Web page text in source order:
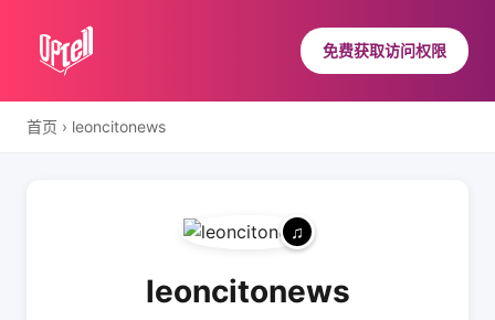
免费获取访问权限
首页 › leoncitonews
leoncitonews